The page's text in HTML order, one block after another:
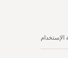
الإستخدام